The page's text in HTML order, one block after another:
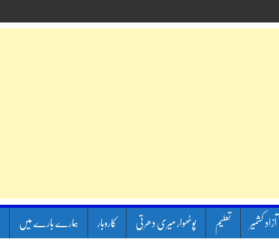
آزاد کشمیر تعلیم پوٹھوار میری دھرتی کاروبار ہمارے بارے میں